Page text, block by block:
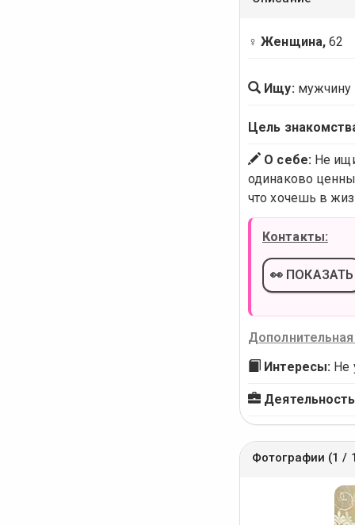
♀ Женщина, 62
Ищу: мужчину
Цель
О себе:Не
одинаково
что хочешь в
Контакты:
👀 ПОКАЗАТЬ
Интересы: Не
Фотографии (1 /